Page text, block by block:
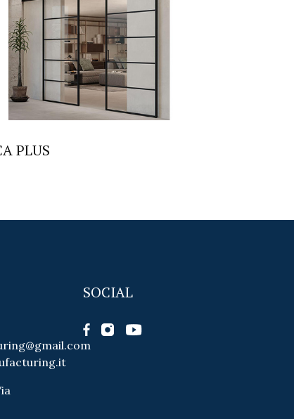
PLUS
SOCIAL